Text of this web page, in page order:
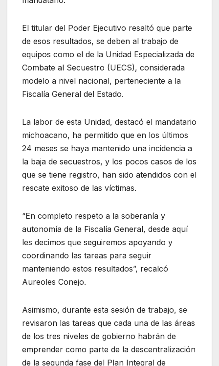
El titular del Poder Ejecutivo resaltó que parte
de esos resultados, se deben al trabajo de
equipos como el de la Unidad Especializada de
Combate al Secuestro (UECS), considerada
modelo a nivel nacional, perteneciente a la
Fiscalía General del Estado.
La labor de esta Unidad, destacó el mandatario
michoacano, ha permitido que en los últimos
24 meses se haya mantenido una incidencia a
la baja de secuestros, y los pocos casos de los
que se tiene registro, han sido atendidos con el
rescate exitoso de las víctimas.
“En completo respeto a la soberanía y
autonomía de la Fiscalía General, desde aquí
les decimos que seguiremos apoyando y
coordinando las tareas para seguir
manteniendo estos resultados”, recalcó
Aureoles Conejo.
Asimismo, durante esta sesión de trabajo, se
revisaron las tareas que cada una de las áreas
de los tres niveles de gobierno habrán de
emprender como parte de la descentralización
de la segunda fase del Plan Integral de